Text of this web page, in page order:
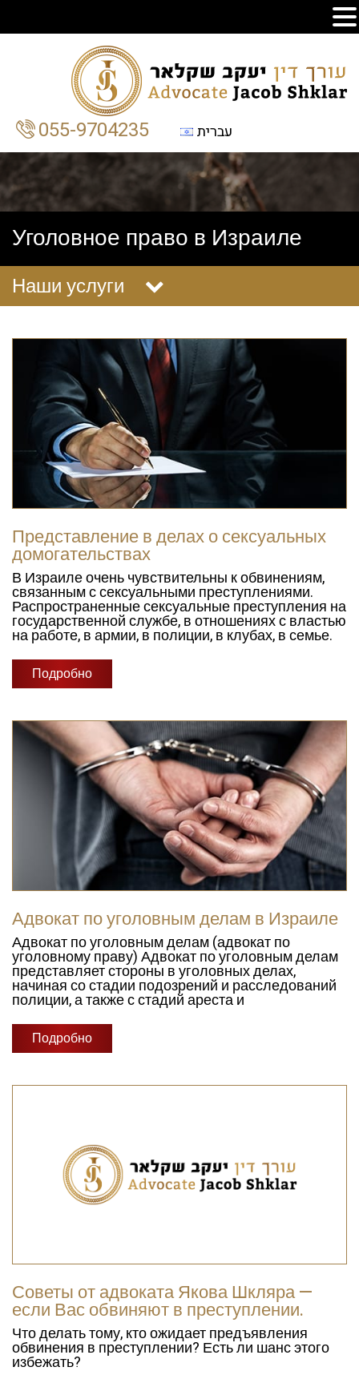
055-9704235 עברית
Уголовное право в Израиле
Наши услуги
Семейное право
Трудовое право
Транспортное право
Закон и Право
Недвижимость
Уголовное право
Медицинская халатность
Представление в делах о сексуальных
домогательствах
В Израиле очень чувствительны к обвинениям,
связанным с сексуальными преступлениями.
Распространенные сексуальные преступления на
государственной службе, в отношениях с властью
на работе, в армии, в полиции, в клубах, в семье.
Подробно
Адвокат по уголовным делам в Израиле
Адвокат по уголовным делам (адвокат по
уголовному праву) Адвокат по уголовным делам
представляет стороны в уголовных делах,
начиная со стадии подозрений и расследований
полиции, а также с стадий ареста и
Подробно
Советы от адвоката Якова Шкляра —
если Вас обвиняют в преступлении.
Что делать тому, кто ожидает предъявления
обвинения в преступлении? Есть ли шанс этого
избежать?